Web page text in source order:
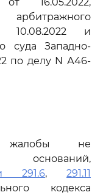
10.08.2022 и
суда Западно-
по делу N А46-
жалобы не
оснований,
291.6, 291.11
кодекса